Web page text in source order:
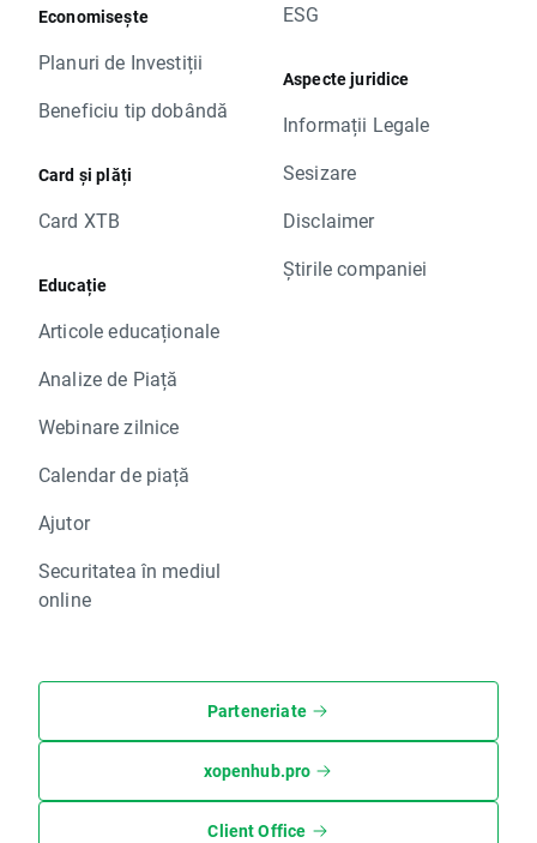
Economisește
Planuri de Investiții
Beneficiu tip dobândă
Card și plăți
Card XTB
Educație
Articole educaționale
Analize de Piață
Webinare zilnice
Calendar de piață
Ajutor
Securitatea în mediul
online
ESG
Aspecte juridice
Informații Legale
Sesizare
Disclaimer
Știrile companiei
Parteneriate
xopenhub.pro
Client Office